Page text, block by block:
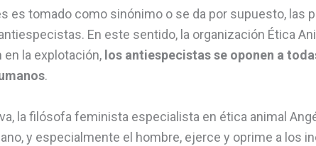
es tomado como sinónimo o se da por supuesto, las
En este sentido, la organización Ética
la explotación, los antiespecistas se oponen a
.
la filósofa feminista especialista en ética animal
y especialmente el hombre, ejerce y oprime a los